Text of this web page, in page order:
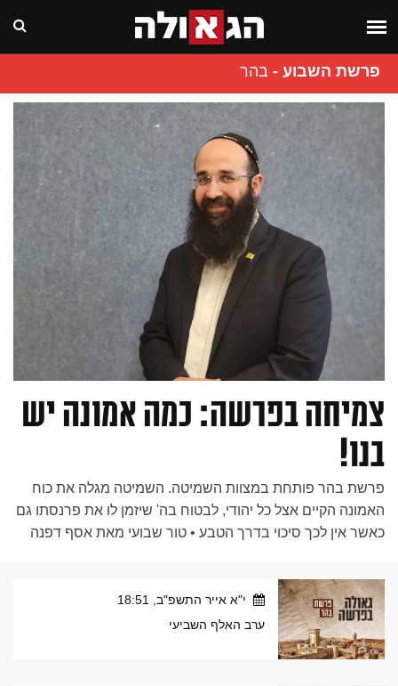
פרשת השבוע - בהר
צמיחה בפרשה: כמה אמונה יש
בנו!
פרשת בהר פותחת במצוות השמיטה. השמיטה מגלה את כוח
האמונה הקיים אצל כל יהודי, לבטוח בה' שיזמן לו את פרנסתו גם
כאשר אין לכך סיכוי בדרך הטבע • טור שבועי מאת אסף דפנה
י"א אייר התשפ"ב, 18:51
ערב האלף השביעי